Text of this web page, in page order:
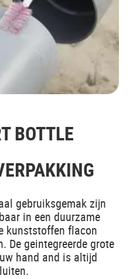
BOTTLE
gebruiksgemak zijn
in een duurzame
kunststoffen flacon
De geintegreerde grote
hand and is altijd